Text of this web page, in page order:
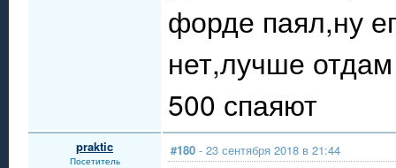
форде паял,ну
нет,лучше
500 спаяют
praktic
Посетитель
#180 - 23 сентября 2018 в 21:44